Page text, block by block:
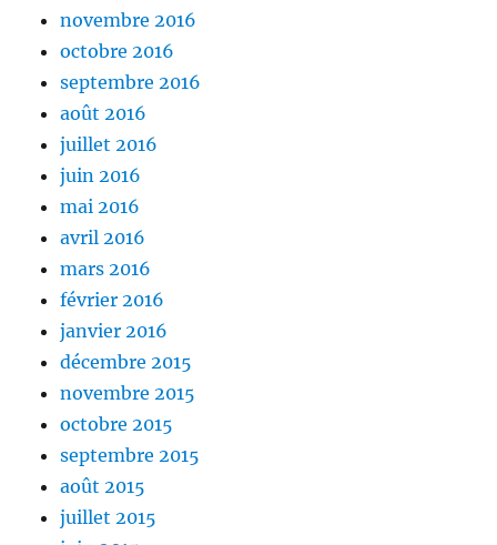
novembre 2016
octobre 2016
septembre 2016
août 2016
juillet 2016
juin 2016
mai 2016
avril 2016
mars 2016
février 2016
janvier 2016
décembre 2015
novembre 2015
octobre 2015
septembre 2015
août 2015
juillet 2015